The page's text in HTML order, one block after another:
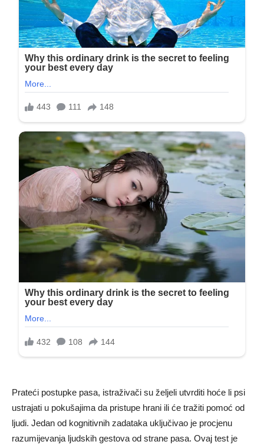
Prateći postupke pasa, istraživači su željeli utvrditi hoće li psi
ustrajati u pokušajima da pristupe hrani ili će tražiti pomoć od
ljudi. Jedan od kognitivnih zadataka uključivao je procjenu
razumijevanja ljudskih gestova od strane pasa. Ovaj test je